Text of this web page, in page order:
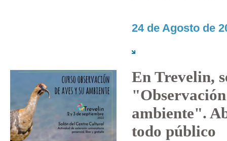
24 de Agosto de
En Trevelin,
ambiente".
todo público